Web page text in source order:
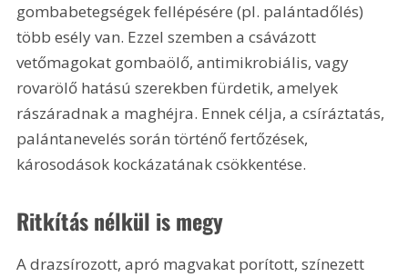
gombabetegségek fellépésére (pl. palántadőlés)
több esély van. Ezzel szemben a csávázott
vetőmagokat gombaölő, antimikrobiális, vagy
rovarölő hatású szerekben fürdetik, amelyek
rászáradnak a maghéjra. Ennek célja, a csíráztatás,
palántanevelés során történő fertőzések,
károsodások kockázatának csökkentése.
Ritkítás nélkül is megy
A drazsírozott, apró magvakat porított, színezett